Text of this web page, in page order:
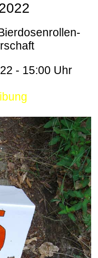
- 15:00 Uhr